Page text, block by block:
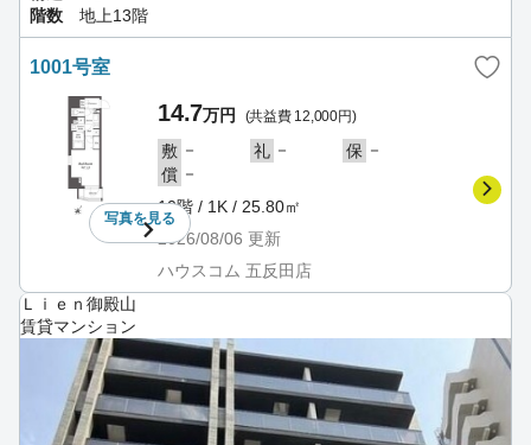
階数
地上13階
1001号室
写真を見る
14.7万円 (共益費 12,000円)
敷 － 礼 － 保 －
償 －
10階 / 1K / 25.80㎡
2026/08/06 更新
ハウスコム 五反田店
Ｌｉｅｎ御殿山
賃貸マンション